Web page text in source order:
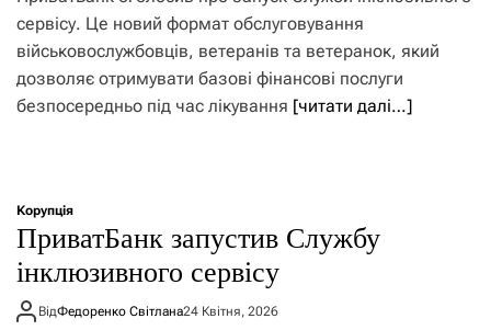
сервісу. Це новий формат обслуговування
військовослужбовців, ветеранів та ветеранок, який
дозволяє отримувати базові фінансові послуги
безпосередньо під час лікування [читати далі…]
Корупція
ПриватБанк запустив Службу
інклюзивного сервісу
ВідФедоренко Світлана24 Квітня, 2026